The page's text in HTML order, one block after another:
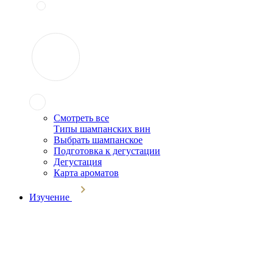
Смотреть все
Типы шампанских вин
Выбрать шампанское
Подготовка к дегустации
Дегустация
Карта ароматов
Изучение